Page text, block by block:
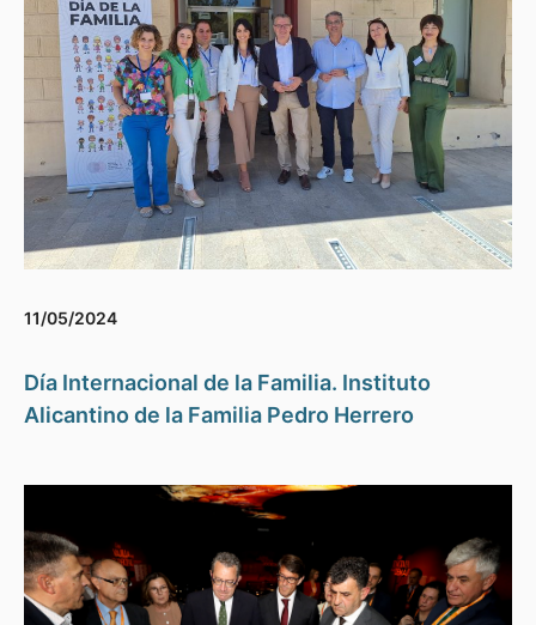
11/05/2024
Día Internacional de la Familia. Instituto
Alicantino de la Familia Pedro Herrero